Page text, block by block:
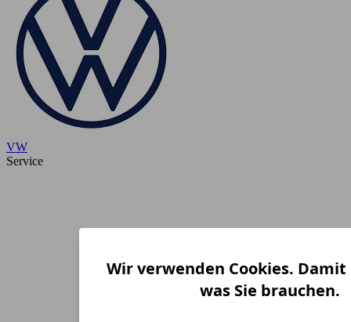
Wir verwenden Cookies.
was Sie brauchen.
VW
Service